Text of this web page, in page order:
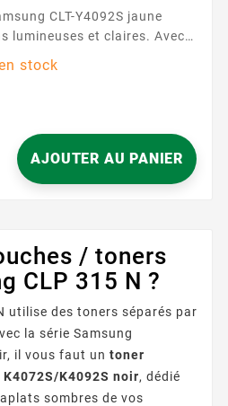
CLT-Y4092S jaune
lumineuses et claires. Avec
ce toner assure des
stock
AJOUTER AU PANIER
/ toners
CLP 315 N ?
utilise des toners séparés par
la série Samsung
il vous faut un toner
K4092S noir, dédié
sombres de vos